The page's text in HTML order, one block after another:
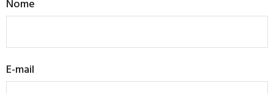
Nome
E-mail